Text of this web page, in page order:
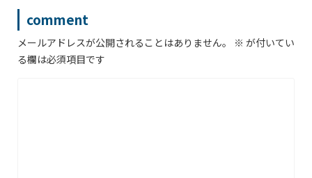
comment
メールアドレスが公開されることはありません。 ※ が付いてい
る欄は必須項目です